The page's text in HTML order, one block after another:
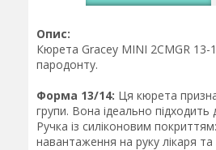
Опис:
Кюрета Gracey MINI 2CMGR 13-
пародонту.
Форма 13/14: Ця кюрета
групи. Вона ідеально
Ручка із силіконовим
навантаження на руку лікаря